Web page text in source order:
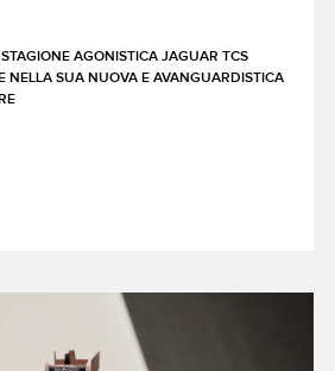
AGONISTICA JAGUAR TCS
NELLA SUA NUOVA E AVANGUARDISTICA